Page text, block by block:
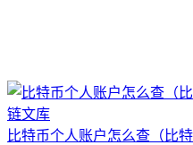
比特币个人账户怎么查（比